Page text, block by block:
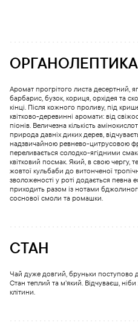
ОРГАНОЛЕПТИКА
Аромат прогрітого листа десертний,
барбарис, бузок, кориця, орхідея та
кінці. Після кожного проливу, під
квітково-деревинні аромати: від
піонів. Величезна кількість
природа давніх диких дерев,
надзвичайною ревнево-цитрусовою
переливається солодко-ягідними
квітковий посмак. Який, в свою чергу,
жовтої кульбаби до витонченої
зволоженості у роті додається певна
приходить разом із нотами
соснової смоли та ромашки.
СТАН
Чай дуже довгий, бруньки поступово
Стан теплий та м’який. Відчуваєш,
клітини.